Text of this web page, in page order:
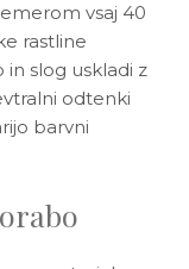
vsaj 40
rastline
in slog uskladi z
odtenki
barvni